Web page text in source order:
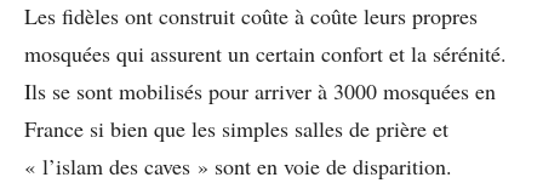
Les fidèles ont construit coûte à coûte leurs propres
mosquées qui assurent un certain confort et la sérénité.
Ils se sont mobilisés pour arriver à 3000 mosquées en
France si bien que les simples salles de prière et
« l’islam des caves » sont en voie de disparition.